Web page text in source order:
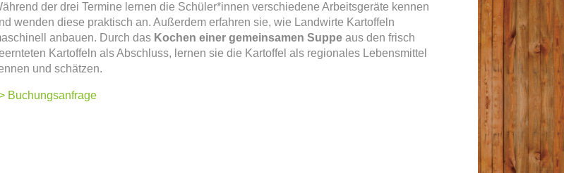
der drei Termine lernen die Schüler*innen verschiedene Arbeitsgeräte kennen
wenden diese praktisch an. Außerdem erfahren sie, wie Landwirte Kartoffeln
anbauen. Durch das Kochen einer gemeinsamen Suppe aus den frisch
Kartoffeln als Abschluss, lernen sie die Kartoffel als regionales Lebensmittel
und schätzen.
Buchungsanfrage